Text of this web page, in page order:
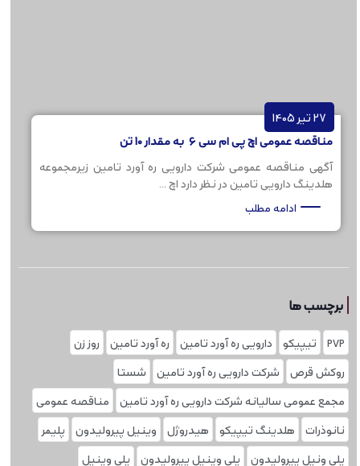
27 تیر 1405
مناقصه عمومی اچ پی ام سی 6 به مقدار 10 تن
آگهی مناقصه عمومی شرکت دارویی ره آورد تامین زیرمجموعه
هلدینگ دارویی تامین در نظر دارد اچ ...
ادامه مطلب
برچسب ها
PVP تیپیکو دارویی ره آورد تامین ره آورد تامین
روز زن
روکش قرص
شرکت دارویی ره آورد تامین
شستا
مجمع عمومی سالیانه شرکت دارویی ره آورد تامین
مناقصه عمومی
نانوذرات
هلدینگ تیپیکو هیدروژل وینیل پیرولیدون
پلیمر
پلی ونیل پیرولیدون
پلی وینیل پیرولیدون
پلی‌ وینیل